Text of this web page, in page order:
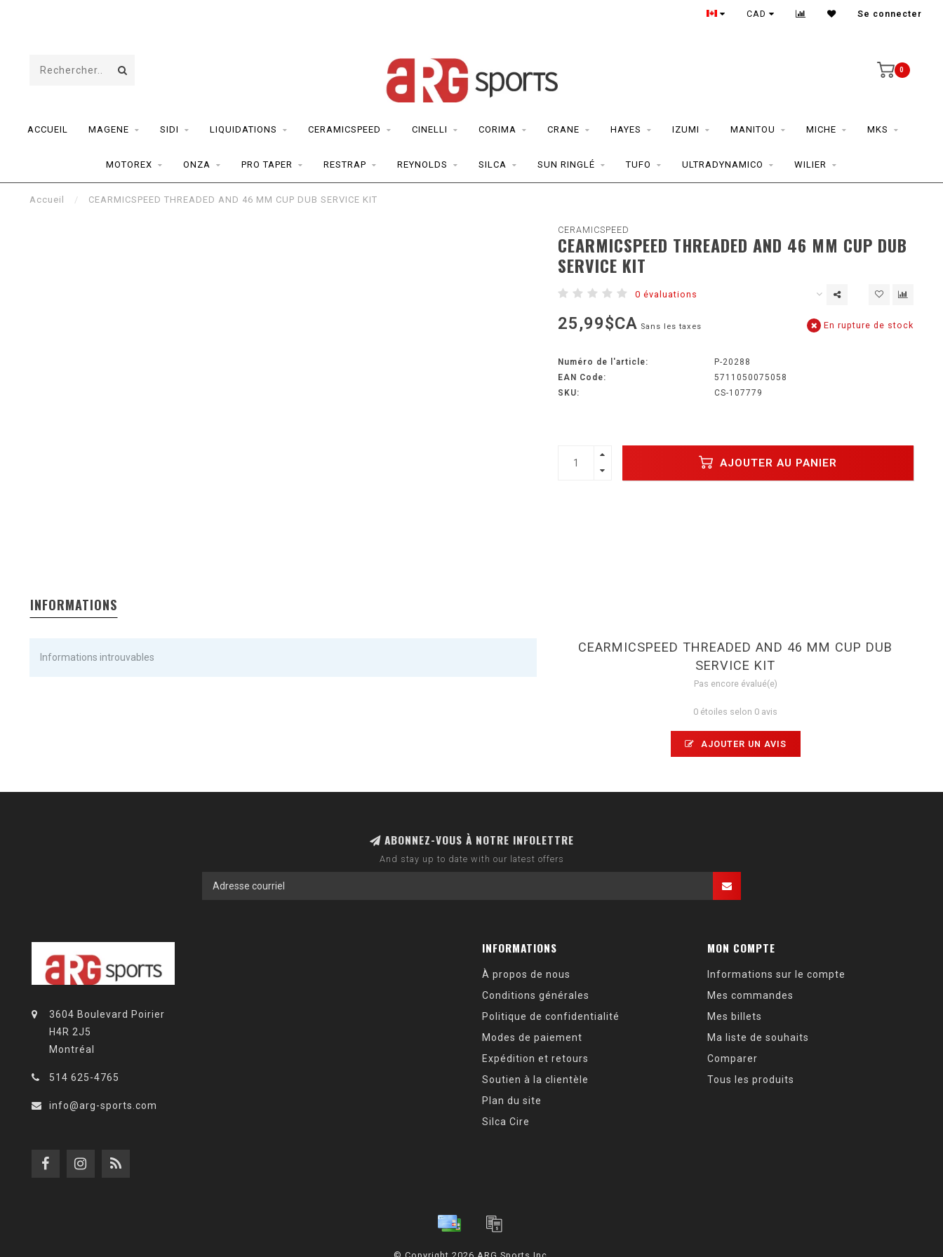
CAD Se connecter
0
ACCUEIL MAGENE SIDI LIQUIDATIONS CERAMICSPEED CINELLI CORIMA CRANE HAYES IZUMI MANITOU MICHE MKS
MOTOREX ONZA PRO TAPER RESTRAP REYNOLDS SILCA SUN RINGLÉ TUFO ULTRADYNAMICO WILIER
Accueil / CEARMICSPEED THREADED AND 46 MM CUP DUB SERVICE KIT
CERAMICSPEED
CEARMICSPEED THREADED AND 46 MM CUP DUB
SERVICE KIT
0 évaluations
25,99$CA Sans les taxes En rupture de stock
Numéro de l'article:
P-20288
EAN Code:
5711050075058
SKU:
CS-107779
AJOUTER AU PANIER
INFORMATIONS
Informations introuvables
CEARMICSPEED THREADED AND 46 MM CUP DUB
SERVICE KIT
Pas encore évalué(e)
0 étoiles selon 0 avis
AJOUTER UN AVIS
ABONNEZ-VOUS À NOTRE INFOLETTRE
And stay up to date with our latest offers
3604 Boulevard Poirier
H4R 2J5
Montréal
514 625-4765
info@arg-sports.com
INFORMATIONS
À propos de nous
Conditions générales
Politique de confidentialité
Modes de paiement
Expédition et retours
Soutien à la clientèle
Plan du site
Silca Cire
MON COMPTE
Informations sur le compte
Mes commandes
Mes billets
Ma liste de souhaits
Comparer
Tous les produits